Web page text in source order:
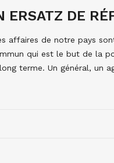
ERSATZ DE
affaires de notre pays
qui est le but de la
terme. Un général, un